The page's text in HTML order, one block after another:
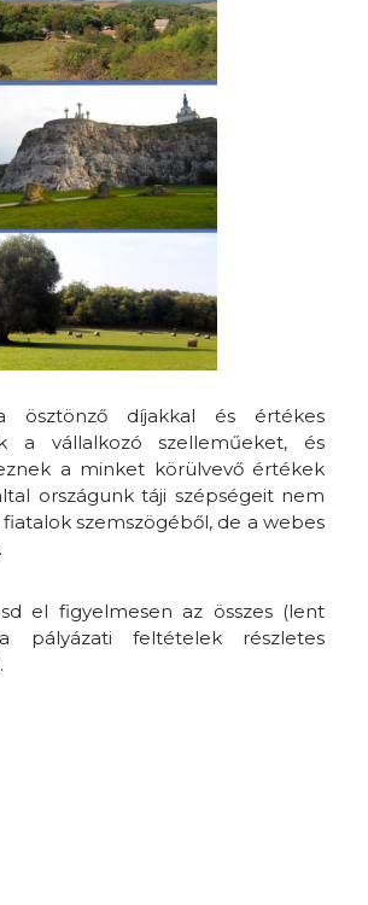
ösztönző díjakkal és értékes
a vállalkozó szelleműeket, és
a minket körülvevő értékek
országunk táji szépségeit nem
szemszögéből, de a webes
el figyelmesen az összes (lent
feltételek részletes